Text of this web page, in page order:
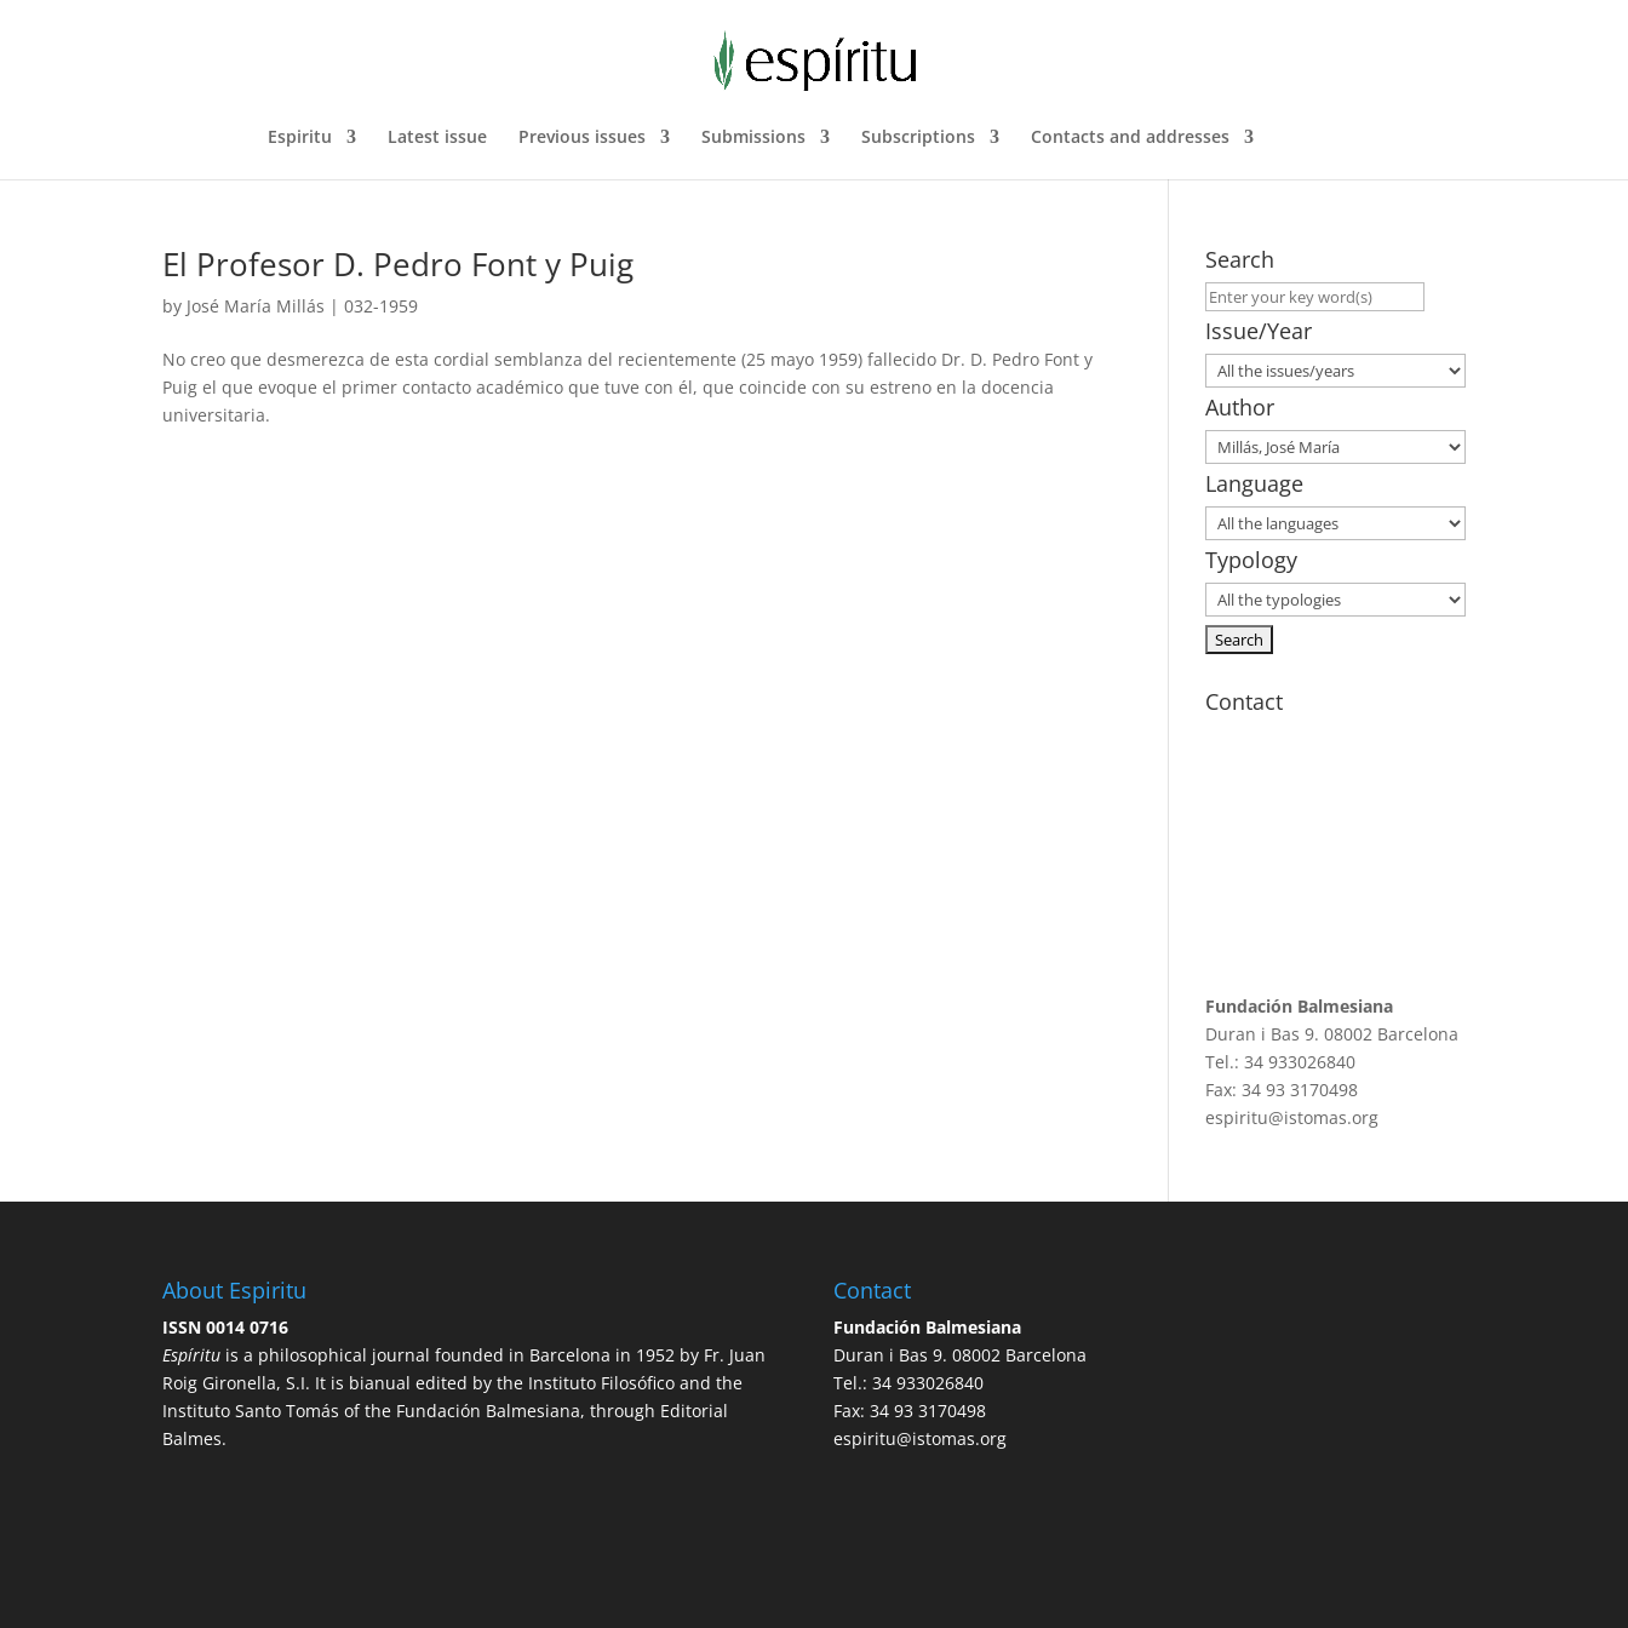
Espiritu Latest issue Previous issues Submissions Subscriptions Contacts and addresses
El Profesor D. Pedro Font y Puig
by José María Millás |032-1959
No creo que desmerezca de esta cordial semblanza del recientemente (25 mayo 1959) fallecido Dr. D. Pedro Font y
Puig el que evoque el primer contacto académico que tuve con él, que coincide con su estreno en la docencia
universitaria.
Search
Issue/Year
Author
Language
Typology
Contact
Fundación Balmesiana
Duran i Bas 9. 08002 Barcelona
Tel.: 34 933026840
Fax: 34 93 3170498
espiritu@istomas.org
About Espiritu
ISSN 0014 0716
Espíritu is a philosophical journal founded in Barcelona in 1952 by Fr. Juan
Roig Gironella, S.I. It is bianual edited by the Instituto Filosófico and the
Instituto Santo Tomás of the Fundación Balmesiana, through Editorial
Balmes.
Contact
Fundación Balmesiana
Duran i Bas 9. 08002 Barcelona
Tel.: 34 933026840
Fax: 34 93 3170498
espiritu@istomas.org